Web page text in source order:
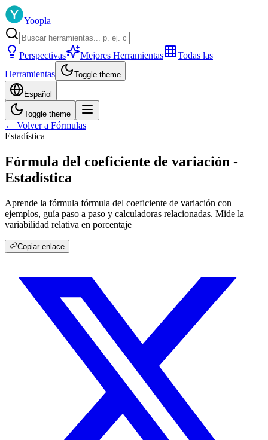
Yoopla
Perspectivas Mejores Herramientas
Todas las
Herramientas
Toggle theme
Español
Toggle theme
← Volver a Fórmulas
Estadística
Fórmula del coeficiente de variación -
Estadística
Aprende la fórmula fórmula del coeficiente de variación con
ejemplos, guía paso a paso y calculadoras relacionadas. Mide la
variabilidad relativa en porcentaje
Copiar enlace